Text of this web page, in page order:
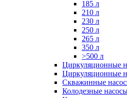
185 л
210 л
230 л
250 л
265 л
350 л
>500 л
Циркуляционные
Циркуляционные
Скважинные
Колодезные